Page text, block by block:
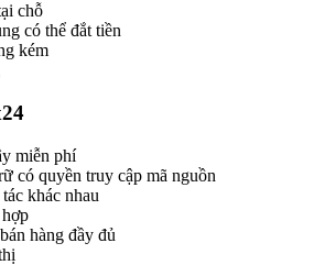
chỗ
có thể đắt tiền
kém
miễn phí
có quyền truy cập mã nguồn
khác nhau
hàng đầy đủ